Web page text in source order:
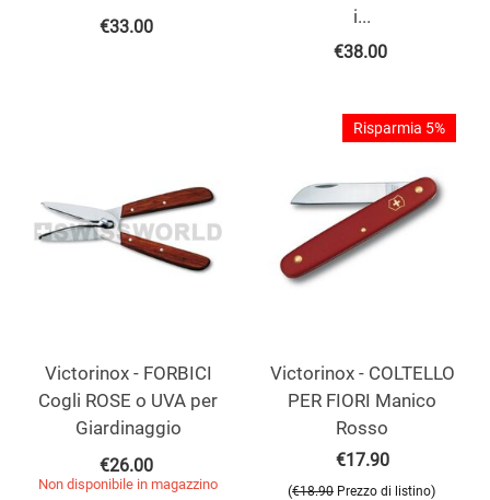
€33.00
i...
€38.00
Victorinox - FORBICI
Cogli ROSE o UVA per
Giardinaggio
€26.00
Non disponibile in magazzino
Risparmia 5%
Victorinox - COLTELLO
PER FIORI Manico
Rosso
€17.90
(€18.90 Prezzo di listino)